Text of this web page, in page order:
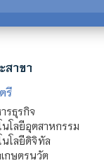
สาขา
รี
รธุรกิจ
โลยีอุตสาหกรรม
โลยีดิจิทัล
กษตรนวัต